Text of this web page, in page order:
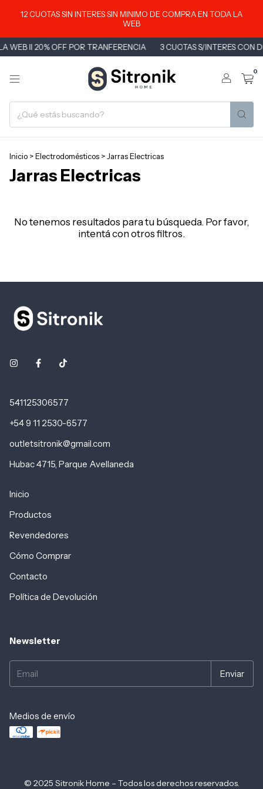
12 CUOTAS SIN INTERES SIN MINIMO DE COMPRA EN TODA LA
WEB
WEB II 20% OFF POR TRANFERENCIA 3 CUOTAS S/INTERES CON
0
Inicio >Electrodomésticos > Jarras Electricas
Jarras Electricas
No tenemos resultados para tu búsqueda. Por favor,
intentá con otros filtros.
541125306577
+54 9 11 2530-6577
outletsitronik@gmail.com
Hubac 4715, Parque Avellaneda
Inicio
Productos
Revendedores
Cómo Comprar
Contacto
Política de Devolución
Newsletter
Medios de envío
© 2025 Sitronik Home – Todos los derechos reservados.